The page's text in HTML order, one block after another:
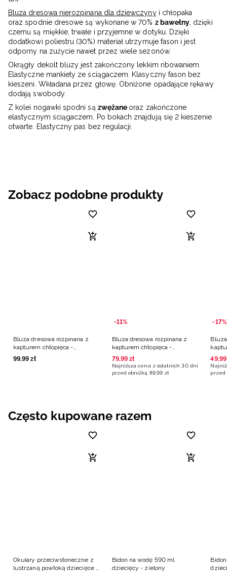
Bluza dresowa nierozpinana dla dziewczynyi chłopaka
oraz spodnie dresowe są wykonane w 70% z bawełny, dzięki
czemu są miękkie, trwałe i przyjemne w dotyku. Dzięki
dodatkowi poliestru (30%) materiał utrzymuje fason i jest
odporny na zużycie nawet przez wiele sezonów.
Okrągły dekolt bluzy jest zakończony lekkim ribowaniem.
Elastyczne mankiety ze ściągaczem. Klasyczny fason bez
kieszeni. Wkładana przez głowę. Obniżone opadające rękawy
dodają swobody.
Z kolei nogawki spodni są zwężane oraz zakończone
elastycznym ściągaczem. Po bokach znajdują się 2 kieszenie
otwarte. Elastyczny pas bez regulacji.
Zobacz podobne produkty
Bluza dresowa rozpinana z
kapturem chłopięca -
granatowa
99,99 zł
-11%
Bluza dresowa rozpinana z
kapturem chłopięca -
granatowa
79,99 zł
Najniższa cena z ostatnich 30 dni
przed obniżką 89,99 zł
-17%
49,99
przed
Często kupowane razem
Okulary przeciwsłoneczne z
lustrzaną powłoką dziecięce -
Bidon na wodę 590 ml
dziecięcy - zielony